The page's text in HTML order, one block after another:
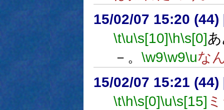
15/02/07 15:20 (44)
\t\u\s[10]\h\s[0]
－。 \w9\w9\uな
15/02/07 15:21 (44)
\t\h\s[0]\u\s[15]